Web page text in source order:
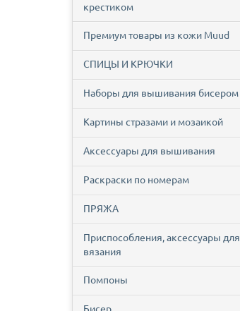
крестиком
Премиум товары из кожи Muud
СПИЦЫ И КРЮЧКИ
Наборы для вышивания бисером
Картины стразами и мозаикой
Аксессуары для вышивания
Раскраски по номерам
ПРЯЖА
Приспособления, аксессуары для
вязания
Помпоны